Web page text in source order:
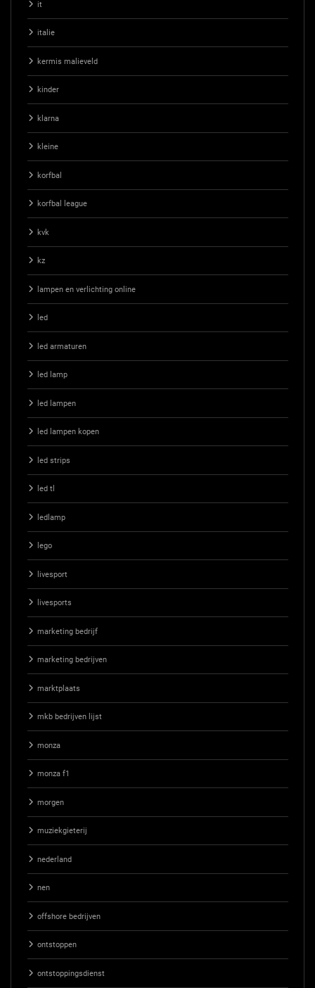
it
italie
kermis malieveld
kinder
klarna
kleine
korfbal
korfbal league
kvk
kz
lampen en verlichting online
led
led armaturen
led lamp
led lampen
led lampen kopen
led strips
led tl
ledlamp
lego
livesport
livesports
marketing bedrijf
marketing bedrijven
marktplaats
mkb bedrijven lijst
monza
monza f1
morgen
muziekgieterij
nederland
nen
offshore bedrijven
ontstoppen
ontstoppingsdienst